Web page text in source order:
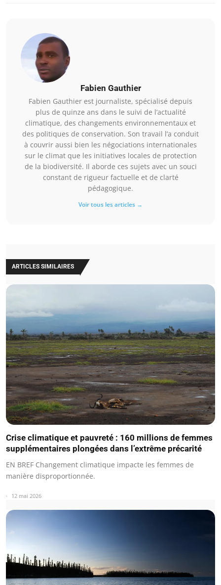
Fabien Gauthier
Fabien Gauthier est journaliste, spécialisé depuis
plus de quinze ans dans le suivi de l’actualité
climatique, des changements environnementaux et
des politiques de conservation. Son travail l’a conduit
à couvrir aussi bien les négociations internationales
sur le climat que les initiatives locales de protection
de la biodiversité. Il aborde ces sujets avec un souci
constant de rigueur factuelle et de clarté
pédagogique.
Voir tous les articles →
ARTICLES SIMILAIRES
Crise climatique et pauvreté : 160 millions de femmes
supplémentaires plongées dans l’extrême précarité
EN BREF Changement climatique impacte les femmes de
manière disproportionnée.
12 mai 2026